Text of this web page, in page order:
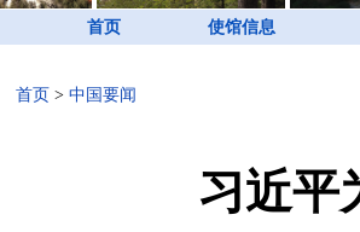
首页 使馆信息
首页 > 中国要闻
习近平